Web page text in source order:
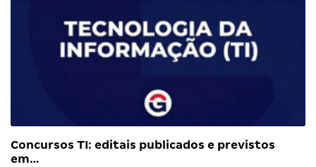
Concursos TI: editais publicados e previstos
em…